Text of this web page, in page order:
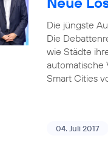
Die jüngste
Die
wie Städte
automatische
Smart Cities
04. Juli 2017